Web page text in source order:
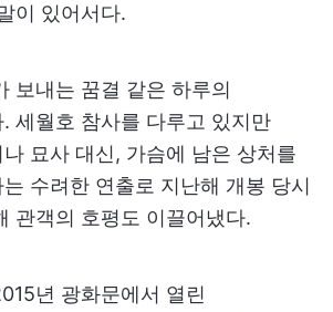
이 있어서다.
보내는 꿈결 같은 하루의
세월호 참사를 다루고 있지만
묘사 대신, 가슴에 남은 상처를
수려한 연출로 지난해 개봉 당시
관객의 호평도 이끌어냈다.
년 광화문에서 열린